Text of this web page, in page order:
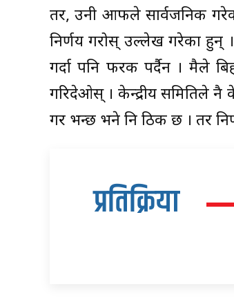
तर, उनी आफैंले सार्वजनिक
निर्णय गरोस् उल्लेख गरेका हुन् ।
गर्दा पनि फरक पर्दैन । मैले
गरिदेओस् । केन्द्रीय समितिले
गर भन्छ भने नि ठिक छ । तर
प्रतिक्रिया